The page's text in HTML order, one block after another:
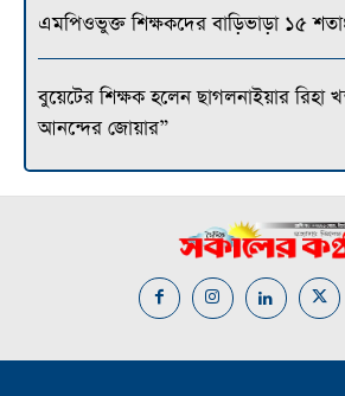
এমপিওভুক্ত শিক্ষকদের বাড়িভাড়া ১৫
বুয়েটের শিক্ষক হলেন ছাগলনাইয়ার রিহা
আনন্দের জোয়ার”